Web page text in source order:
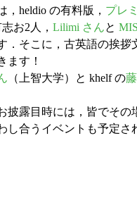
heldio の有料版， プレ
お2人， Lilimi さんと
．そこに，古英語の挨
ます！
（上智大学）と khelf の
披露目時には，皆でそ
し合うイベントも予定